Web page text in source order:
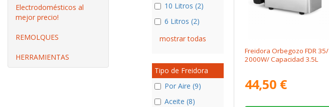
Electrodomésticos al
mejor precio!
REMOLQUES
HERRAMIENTAS
10 Litros (2)
6 Litros (2)
mostrar todas
Tipo de Freidora
Por Aire (9)
Aceite (8)
Freidora Orbegozo FDR 35/
2000W/ Capacidad 3.5L
44,50 €